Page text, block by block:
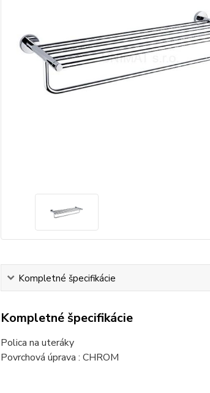
Kompletné špecifikácie
Kompletné špecifikácie
Polica na uteráky
Povrchová úprava : CHROM